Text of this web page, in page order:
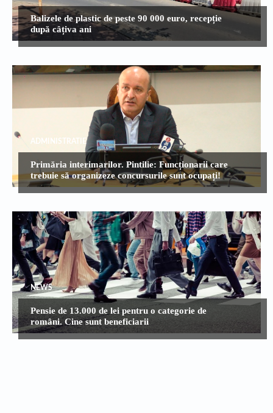
Balizele de plastic de peste 90 000 euro, recepție
după câțiva ani
ADMINISTRATIE
Primăria interimarilor. Pintilie: Funcționarii care
trebuie să organizeze concursurile sunt ocupați!
NEWS
Pensie de 13.000 de lei pentru o categorie de
români. Cine sunt beneficiarii